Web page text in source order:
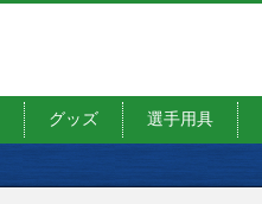
グッズ 選手用具